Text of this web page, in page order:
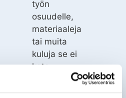
työn
osuudelle,
materiaaleja
tai muita
kuluja se ei
kata.
huolehtii